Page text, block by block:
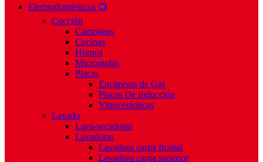
Electrodomésticos 📺
Cocción
Campanas
Cocinas
Hornos
Microondas
Placas
Encimeras de Gas
Placas De Inducción
Vitrocerámicas
Lavado
Lava-secadoras
Lavadoras
Lavadora carga frontal
Lavadora carga superior